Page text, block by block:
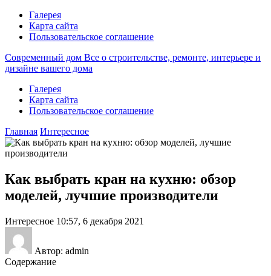
Галерея
Карта сайта
Пользовательское соглашение
Современный дом Все о строительстве, ремонте, интерьере и
дизайне вашего дома
Галерея
Карта сайта
Пользовательское соглашение
Главная Интересное
Как выбрать кран на кухню: обзор
моделей, лучшие производители
Интересное 10:57, 6 декабря 2021
Автор: admin
Содержание